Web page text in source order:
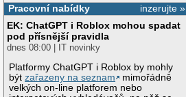
inzerujte »
Pracovní nabídky
EK: ChatGPT i Roblox mohou spadat
pod přísnější pravidla
dnes 08:00 | IT novinky
Platformy ChatGPT i Roblox by mohly
býtzařazeny na seznam
mimořádně
velkých on-line platforem nebo